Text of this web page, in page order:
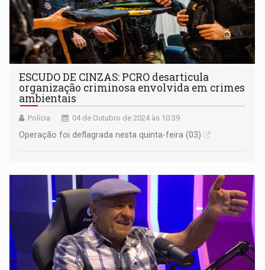
ESCUDO DE CINZAS: PCRO desarticula
organização criminosa envolvida em crimes
ambientais
Polícia 04 de Outubro de 2024 às 10:39
Operação foi deflagrada nesta quinta-feira (03)